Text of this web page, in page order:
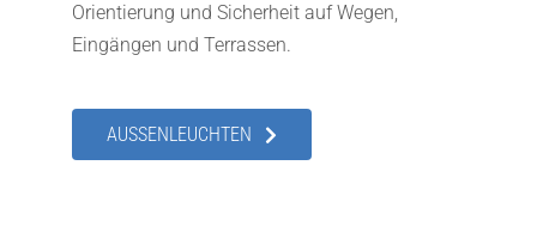
Orientierung und Sicherheit auf Wegen,
Eingängen und Terrassen.
AUSSENLEUCHTEN